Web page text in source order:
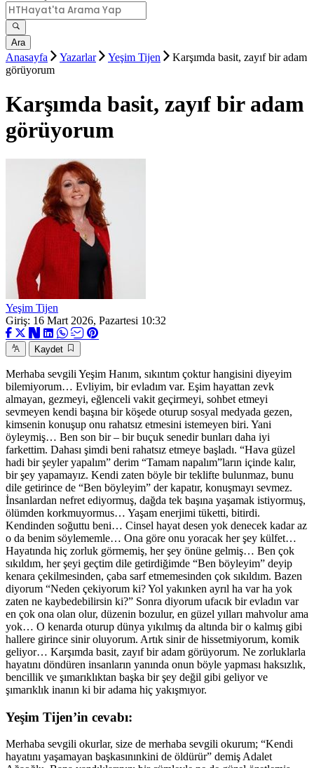
Ara
Anasayfa Yazarlar Yeşim Tijen
Karşımda basit, zayıf bir adam
görüyorum
Karşımda basit, zayıf bir adam
görüyorum
Yeşim Tijen
Giriş: 16 Mart 2026, Pazartesi 10:32
Kaydet
Merhaba sevgili Yeşim Hanım, sıkıntım çoktur hangisini diyeyim
bilemiyorum… Evliyim, bir evladım var. Eşim hayattan zevk
almayan, gezmeyi, eğlenceli vakit geçirmeyi, sohbet etmeyi
sevmeyen kendi başına bir köşede oturup sosyal medyada gezen,
kimsenin konuşup onu rahatsız etmesini istemeyen biri. Yani
öyleymiş… Ben son bir – bir buçuk senedir bunları daha iyi
farkettim. Dahası şimdi beni rahatsız etmeye başladı. “Hava güzel
hadi bir şeyler yapalım” derim “Tamam napalım”ların içinde kalır,
bir şey yapamayız. Kendi zaten böyle bir teklifte bulunmaz, bunu
dile getirince de “Ben böyleyim” der kapatır, konuşmayı sevmez.
İnsanlardan nefret ediyormuş, dağda tek başına yaşamak istiyormuş,
ölümden korkmuyormus… Yaşam enerjimi tüketti, bitirdi.
Kendinden soğuttu beni… Cinsel hayat desen yok denecek kadar az
o da benim söylememle… Ona göre onu yoracak her şey külfet…
Hayatında hiç zorluk görmemiş, her şey önüne gelmiş… Ben çok
sıkıldım, her şeyi geçtim dile getirdiğimde “Ben böyleyim” deyip
kenara çekilmesinden, çaba sarf etmemesinden çok sıkıldım. Bazen
diyorum “Neden çekiyorum ki? Yol yakınken ayrıl ha var ha yok
zaten ne kaybedebilirsin ki?” Sonra diyorum ufacık bir evladın var
en çok ona olan olur, düzenin bozulur, en güzel yılları mahvolur ama
yok… O kenarda oturup dünya yıkılmış da altında bir o kalmış gibi
hallere girince sinir oluyorum. Artık sinir de hissetmiyorum, komik
geliyor… Karşımda basit, zayıf bir adam görüyorum. Ne zorluklarla
hayatını döndüren insanların yanında onun böyle yapması haksızlık,
bencillik ve şımarıklıktan başka bir şey değil gibi geliyor ve
şımarıklık inanın ki bir adama hiç yakışmıyor.
Yeşim Tijen’in cevabı:
Merhaba sevgili okurlar, size de merhaba sevgili okurum; “Kendi
hayatını yaşamayan başkasınınkini de öldürür” demiş Adalet